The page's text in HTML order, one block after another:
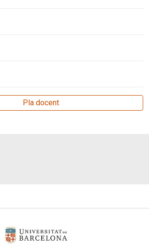
Pla docent